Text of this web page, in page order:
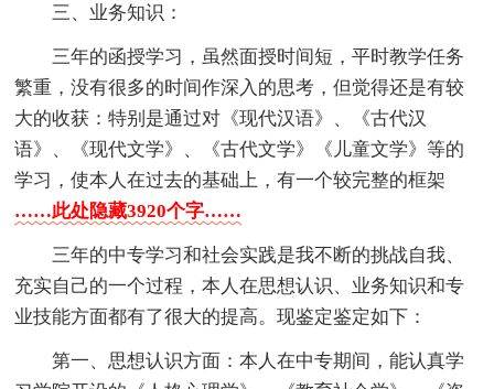
三、业务知识：
三年的函授学习，虽然面授时间短，平时教学任务
繁重，没有很多的时间作深入的思考，但觉得还是有较
大的收获：特别是通过对《现代汉语》、《古代汉
语》、《现代文学》、《古代文学》《儿童文学》等的
学习，使本人在过去的基础上，有一个较完整的框架
……此处隐藏3920个字……
三年的中专学习和社会实践是我不断的挑战自我、
充实自己的一个过程，本人在思想认识、业务知识和专
业技能方面都有了很大的提高。现鉴定鉴定如下：
第一、思想认识方面：本人在中专期间，能认真学